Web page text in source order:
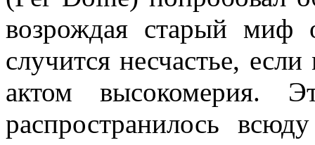
возрождая старый
случится несчастье,
актом высокомерия.
распространилось